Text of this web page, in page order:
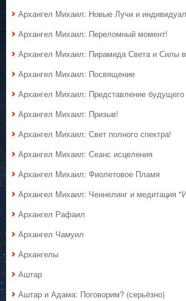
Архангел Михаил: Новые Лучи и
Архангел Михаил: Переломный момент!
Архангел Михаил: Пирамида Света и Силы
Архангел Михаил: Посвящение
Архангел Михаил: Представление будущего
Архангел Михаил: Призыв!
Архангел Михаил: Свет полного спектра!
Архангел Михаил: Сеанс исцеления
Архангел Михаил: Фиолетовое Пламя
Архангел Михаил: Ченнелинг и медитация
Архангел Рафаил
Архангел Чамуил
Архангелы
Аштар
Аштар и Адама: Поговорим? (серьёзно)